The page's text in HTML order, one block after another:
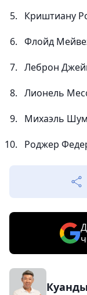
Криштиану
Флойд
Леброн
Лионель
Михаэль
Роджер